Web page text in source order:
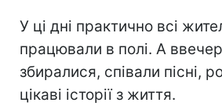
У ці дні практично всі
працювали в полі. А
збиралися, співали пісні,
цікаві історії з життя.